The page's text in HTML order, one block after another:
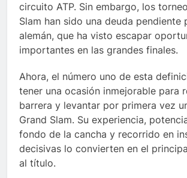
circuito ATP. Sin embargo, los
Slam han sido una deuda pendiente
alemán, que ha visto escapar
importantes en las grandes finales.
Ahora, el número uno de esta
tener una ocasión inmejorable para
barrera y levantar por primera vez
Grand Slam. Su experiencia,
fondo de la cancha y recorrido en
decisivas lo convierten en el
al título.